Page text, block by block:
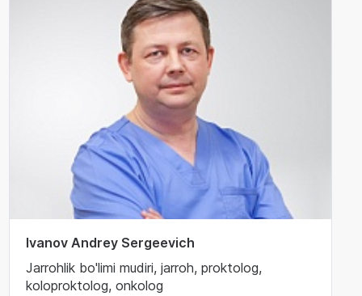
Ivanov Andrey Sergeevich
Jarrohlik bo'limi mudiri, jarroh, proktolog,
koloproktolog, onkolog